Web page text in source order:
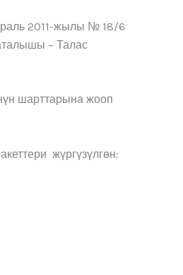
2011-жылы № 18/6
– Талас
шарттарына жооп
жүргүзүлгөн: